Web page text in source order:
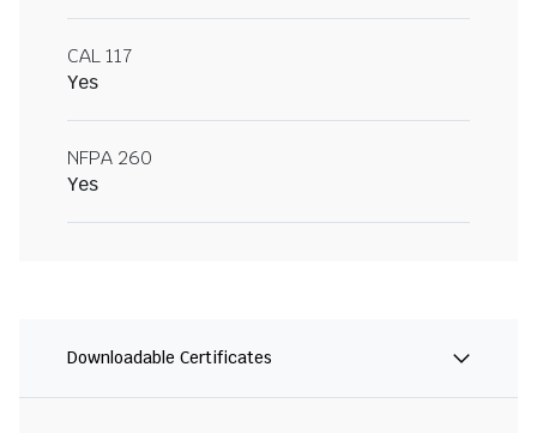
CAL 117
Yes
NFPA 260
Yes
Downloadable Certificates